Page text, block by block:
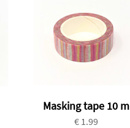
Masking tape 10 m
€ 1.99